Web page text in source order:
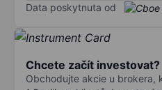
Data poskytnuta od
Chcete začít investovat?
Obchodujte akcie u brokera,